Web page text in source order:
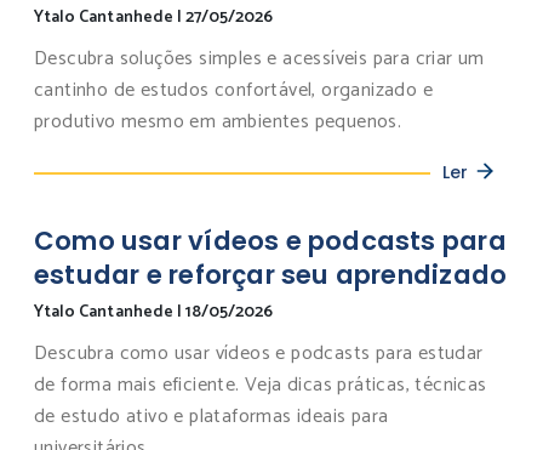
Ytalo Cantanhede |27/05/2026
Descubra soluções simples e acessíveis para criar um
cantinho de estudos confortável, organizado e
produtivo mesmo em ambientes pequenos.
Ler
Como usar vídeos e podcasts para
estudar e reforçar seu aprendizado
Ytalo Cantanhede |18/05/2026
Descubra como usar vídeos e podcasts para estudar
de forma mais eficiente. Veja dicas práticas, técnicas
de estudo ativo e plataformas ideais para